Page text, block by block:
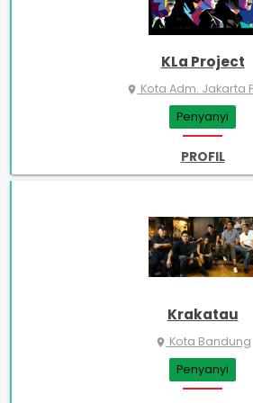
KLa Project
place Kota Adm. Jakarta
Penyanyi
PROFIL
Krakatau
place Kota Bandung
Penyanyi